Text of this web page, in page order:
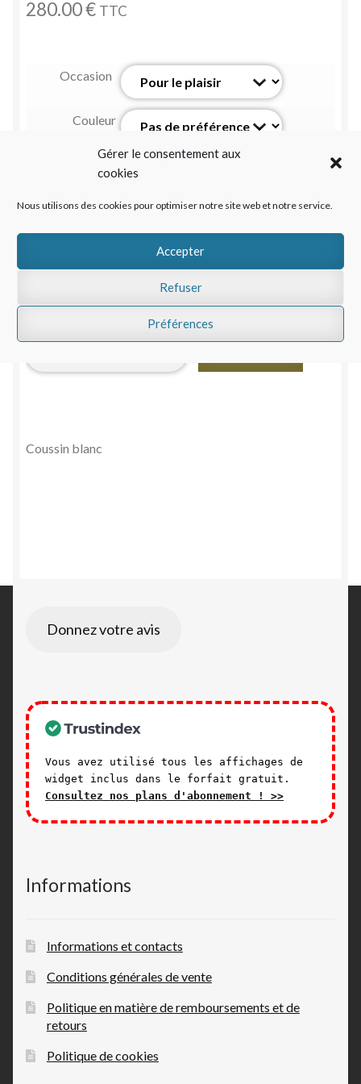
Gérer le consentement aux
cookies
Nous utilisons des cookies pour optimiser notre site web et notre service.
Accepter
Refuser
Préférences
280.00€ TTC
Occasion
Couleur
(selon le
produit)
Message à
Date de livraison au plus tôt 2026/08/09
Deuil
(4)
Coussin blanc
Donnez votre avis
Vous avez utilisé tous les affichages de
widget inclus dans le forfait gratuit.
Consultez nos plans d'abonnement ! >>
Informations
Informations et contacts
Conditions générales de vente
Politique en matière de remboursements et de
retours
Politique de cookies